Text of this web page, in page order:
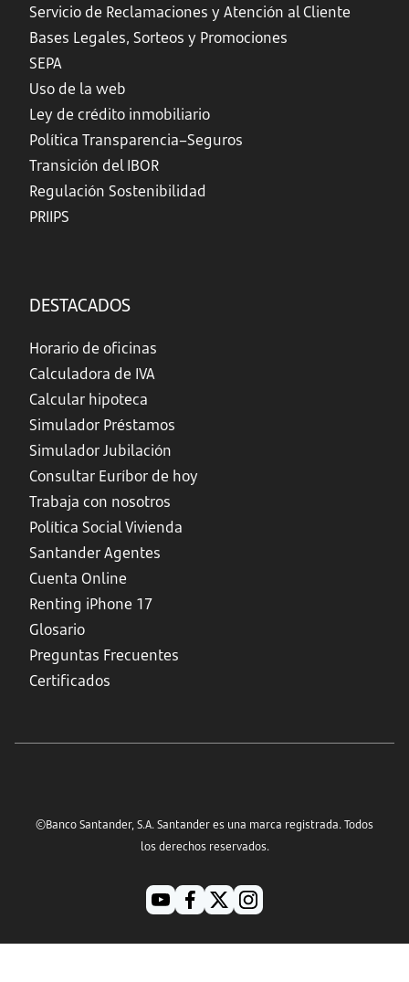
Servicio de Reclamaciones y Atención al Cliente
Bases Legales, Sorteos y Promociones
SEPA
Uso de la web
Ley de crédito inmobiliario
Política Transparencia–Seguros
Transición del IBOR
Regulación Sostenibilidad
PRIIPS
DESTACADOS
Horario de oficinas
Calculadora de IVA
Calcular hipoteca
Simulador Préstamos
Simulador Jubilación
Consultar Euríbor de hoy
Trabaja con nosotros
Política Social Vivienda
Santander Agentes
Cuenta Online
Renting iPhone 17
Glosario
Preguntas Frecuentes
Certificados
©Banco Santander, S.A. Santander es una marca registrada. Todos
los derechos reservados.